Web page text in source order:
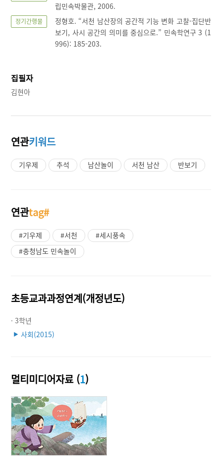
립민속박물관, 2006.
정기간행물
정형호. “서천 남산장의 공간적 기능 변화 고찰-집단반
보기, 사시 공간의 의미를 중심으로.” 민속학연구 3 (1
996): 185-203.
집필자
김현아
연관키워드
기우제 추석 남산놀이 서천 남산 반보기
연관tag#
#기우제 #서천
#세시풍속
#충청남도 민속놀이
초등교과과정연계(개정년도)
· 3학년
▶ 사회(2015)
멀티미디어자료 (1)